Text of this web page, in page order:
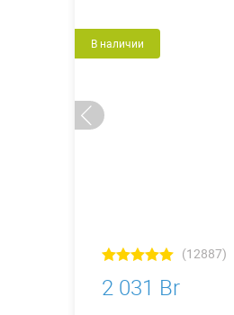
В наличии
(12887)
2 031 Br